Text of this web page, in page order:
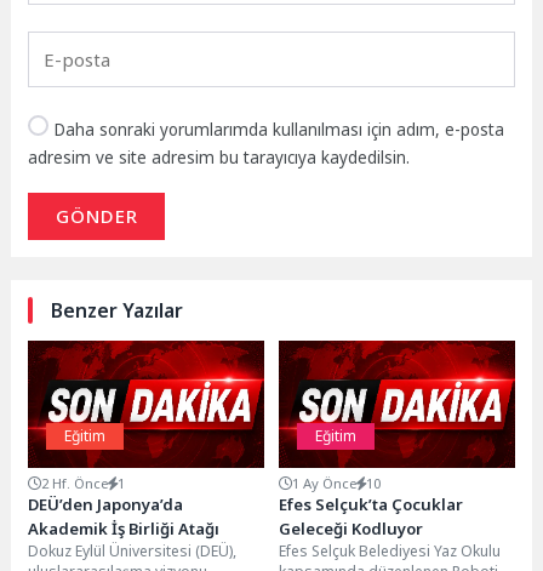
Daha sonraki yorumlarımda kullanılması için adım, e-posta
adresim ve site adresim bu tarayıcıya kaydedilsin.
GÖNDER
Benzer Yazılar
Eğitim
2 Hf. Önce 1
DEÜ’den Japonya’da
Akademik İş Birliği Atağı
Dokuz Eylül Üniversitesi (DEÜ),
Eğitim
1 Ay Önce 10
Efes Selçuk’ta Çocuklar
Geleceği Kodluyor
Efes Selçuk Belediyesi Yaz Okulu